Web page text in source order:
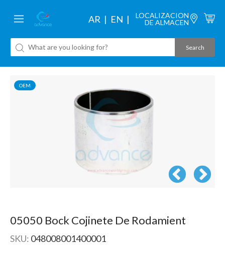
AR EN
LOCALIZACION
DE ALMACEN
OEM
05050 Bock Cojinete De Rodamient
SKU: 048008001400001